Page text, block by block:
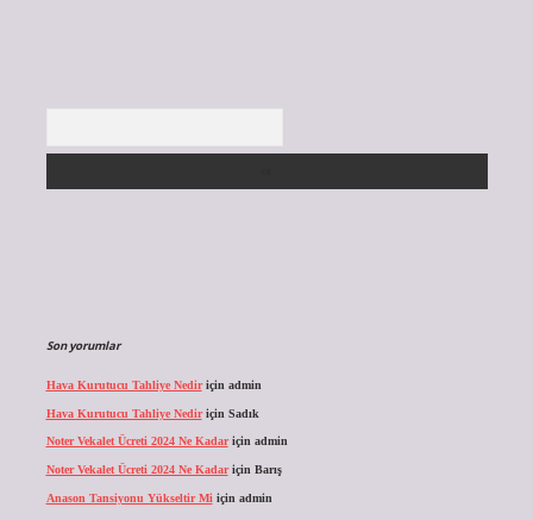
Son yorumlar
Hava Kurutucu Tahliye Nediriçin admin
Hava Kurutucu Tahliye Nediriçin Sadık
Noter Vekalet Ücreti 2024 Ne Kadariçin admin
Noter Vekalet Ücreti 2024 Ne Kadariçin Barış
Anason Tansiyonu Yükseltir Mi için admin